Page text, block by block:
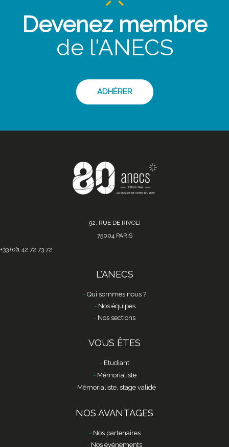
Devenez membre
de l'ANECS
ADHÉRER
92, RUE DE RIVOLI
75004 PARIS
+33 (0)1 42 72 73 72
L'ANECS
Qui sommes nous ?
Nos équipes
Nos sections
VOUS ÊTES
Etudiant
Mémorialiste
Mémorialiste, stage validé
NOS AVANTAGES
Nos partenaires
Nos événements